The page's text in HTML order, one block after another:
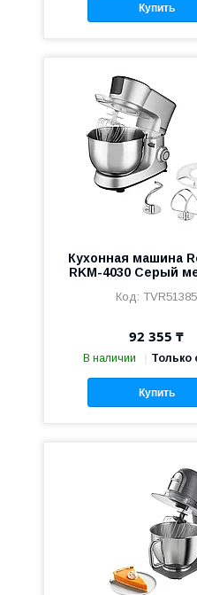
Купить
Кухонная машина
RKM-4030 Серый
TVR51385
92 355 ₸
В наличии Только
Купить